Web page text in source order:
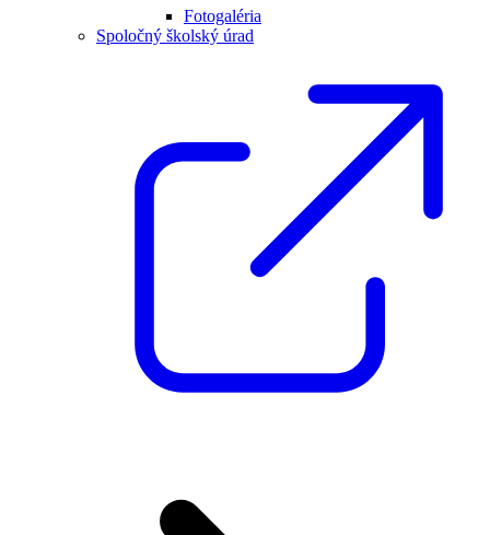
Fotogaléria
Spoločný školský úrad